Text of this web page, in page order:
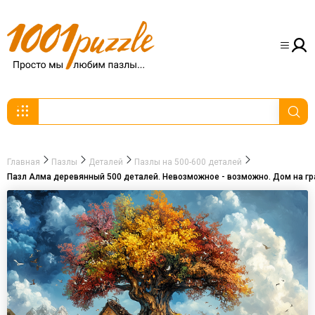
Главная Пазлы Деталей
Пазлы на 500-600 деталей
Пазл Алма деревянный 500 деталей. Невозможное - возможно. Дом на